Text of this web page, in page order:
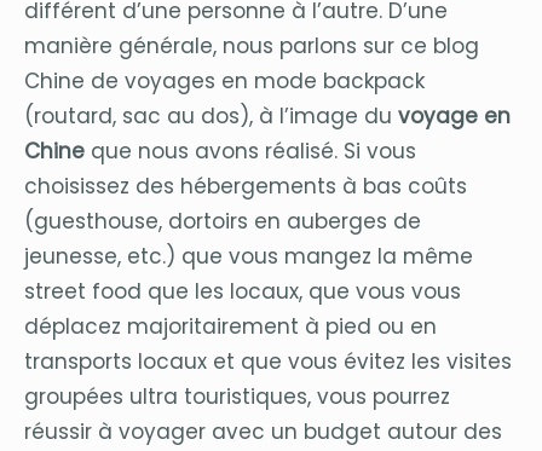
différent d’une personne à l’autre. D’une
manière générale, nous parlons sur ce blog
Chine de voyages en mode backpack
(routard, sac au dos), à l’image du voyage en
Chine que nous avons réalisé. Si vous
choisissez des hébergements à bas coûts
(guesthouse, dortoirs en auberges de
jeunesse, etc.) que vous mangez la même
street food que les locaux, que vous vous
déplacez majoritairement à pied ou en
transports locaux et que vous évitez les visites
groupées ultra touristiques, vous pourrez
réussir à voyager avec un budget autour des